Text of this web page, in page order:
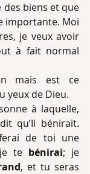
des biens et que
importante. Moi
je veux avoir
à fait normal
mais est ce
yeux de Dieu.
à laquelle,
qu’Il bénirait.
de toi une
te bénirai; je
, et tu seras